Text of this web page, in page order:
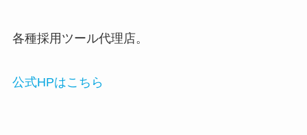
各種採用ツール代理店。
公式HPはこちら